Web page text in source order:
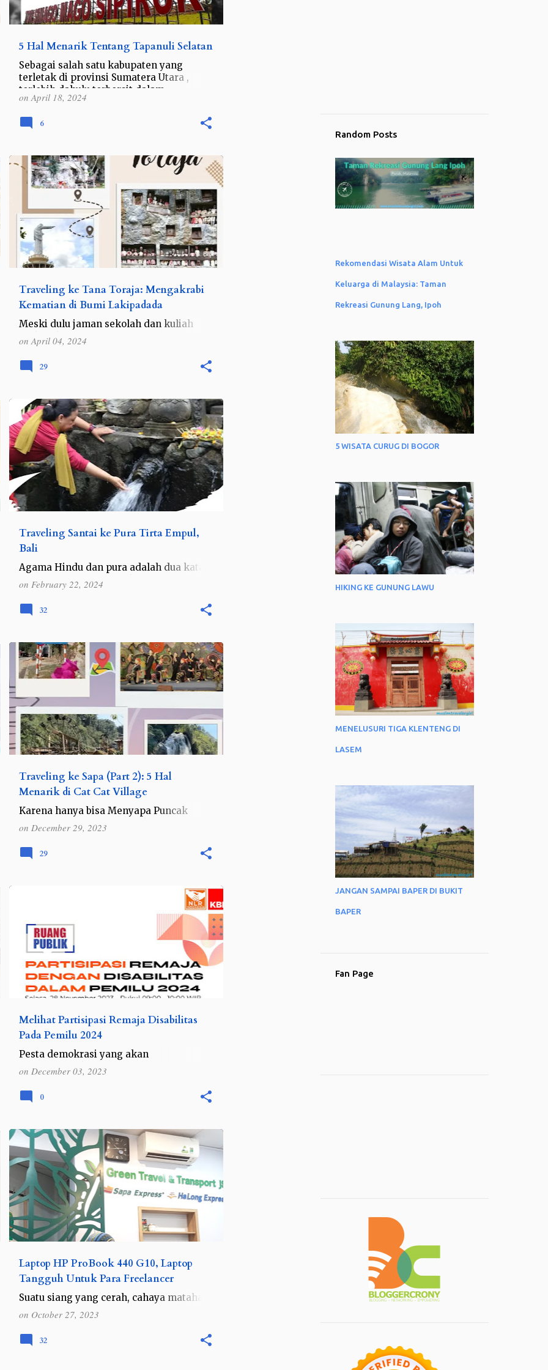
5 Hal Menarik Tentang Tapanuli Selatan
Sebagai salah satu kabupaten yang
terletak di provinsi Sumatera Utara ,
terlebih dahulu terbersit dalam
pemikiran saya bahwa kabupaten ini
sama seperti kabupaten-kabupaten lain
di…
onApril 18, 2024
6
Traveling ke Tana Toraja: Mengakrabi
Kematian di Bumi Lakipadada
Meski dulu jaman sekolah dan kuliah
berkali-kali mengunjungi Sulawesi
Selatan, namun sebenarnya saya nyaris
tidak pernah keluar dari kota Makassar,
bahkan tidak keluar rumah untuk…
onApril 04, 2024
INDONESIA SULAWESI SULAWESI SELATAN
29
Traveling Santai ke Pura Tirta Empul,
Bali
Agama Hindu dan pura adalah dua kata
yang bisa menggambarkan pulau
dewata, Bali. Hampir di setiap sudut Bali
bisa ditemukan pura, baik pura-pura
kecil yang ada setiap sudut rumah …
on February 22, 2024
BALI BALI DAN NUSA TENGGARA INDONESIA
32
Traveling ke Sapa (Part 2): 5 Hal
Menarik di Cat Cat Village
Karena hanya bisa Menyapa Puncak
Tertinggi Vietnam dari balkon homestay,
akhirnya saya, Rahma, Andini dan Aris
memutuskan untuk main-main ke salah
satu desa tradisional di Sapa b…
on December 29, 2023
ASEAN VIETNAM
29
Melihat Partisipasi Remaja Disabilitas
Pada Pemilu 2024
Pesta demokrasi yang akan
diselenggarakan pada 14 Februari 2024
mendatang akan menghadirkan
pengalaman yang unik bagi para remaja,
terutama bagi mereka yang pertama kali
on December 03, 2023
0
Laptop HP ProBook 440 G10, Laptop
Tangguh Untuk Para Freelancer
Suatu siang yang cerah, cahaya matahari
menyinari lembut di sebuah meja kerja
seorang freelancer yang penuh
semangat. Ya, itulah saya kala sedang
bekerja di depan laptop. Aktivita…
on October 27, 2023
REVIEW
32
Random Posts
Rekomendasi Wisata Alam Untuk
Keluarga di Malaysia: Taman
Rekreasi Gunung Lang, Ipoh
5 WISATA CURUG DI BOGOR
HIKING KE GUNUNG LAWU
MENELUSURI TIGA KLENTENG DI
LASEM
JANGAN SAMPAI BAPER DI BUKIT
BAPER
Fan Page